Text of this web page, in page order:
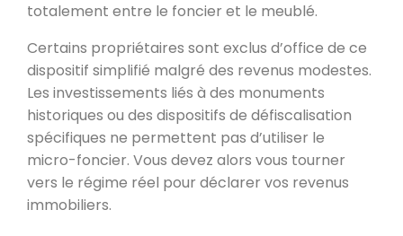
totalement entre le foncier et le meublé.
Certains propriétaires sont exclus d’office de ce
dispositif simplifié malgré des revenus modestes.
Les investissements liés à des monuments
historiques ou des dispositifs de défiscalisation
spécifiques ne permettent pas d’utiliser le
micro-foncier. Vous devez alors vous tourner
vers le régime réel pour déclarer vos revenus
immobiliers.